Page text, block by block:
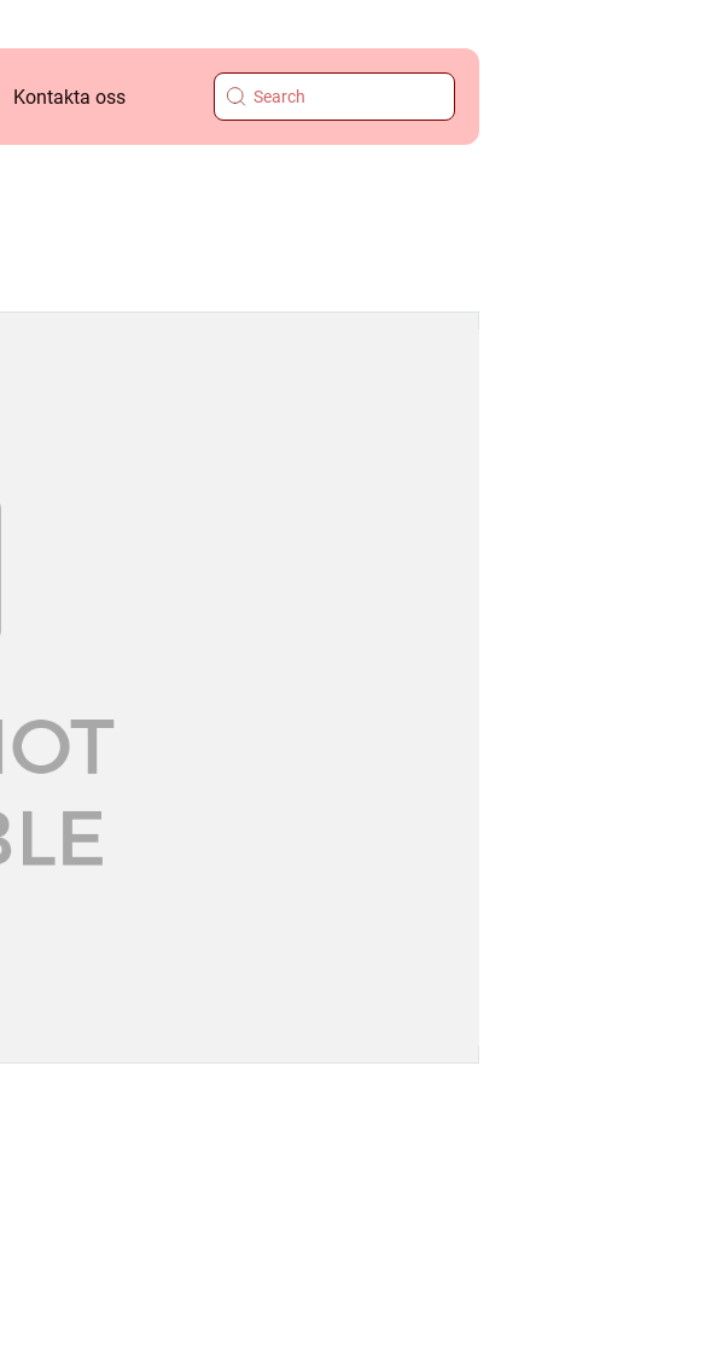
Kontakta oss